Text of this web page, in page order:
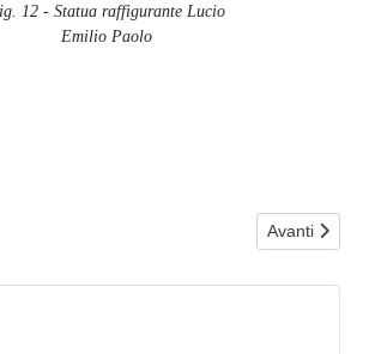
12 - Statua raffigurante Lucio
Emilio Paolo
Curiosità e tesori ritrovati Articolo
Avanti